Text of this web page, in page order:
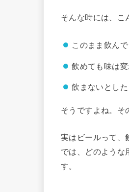
そんな時には、こ
このまま飲ん
飲めても味は
飲まないとし
そうですよね。そ
実はビールって、
では、どのような
す。